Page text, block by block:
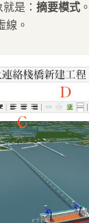
是： 摘要模式
線。